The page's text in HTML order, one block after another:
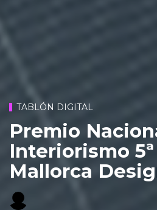
TABLÓN DIGITAL
Premio
Interiorismo 5ª
Mallorca